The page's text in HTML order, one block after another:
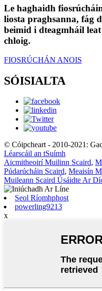
Le haghaidh
liosta praghsanna, fág
beimid i dteagmháil
chloig.
FIOSRÚCHÁN ANOIS
SÓISIALTA
© Cóipcheart - 2010-2021:
Léarscáil an tSuímh
Aicmitheoirí Muilinn Scaird,
Púdarúcháin Scaird, Meaisín
Muileann Scaird Úsáidte Ar
Seol Ríomhphost
powerling9213
x